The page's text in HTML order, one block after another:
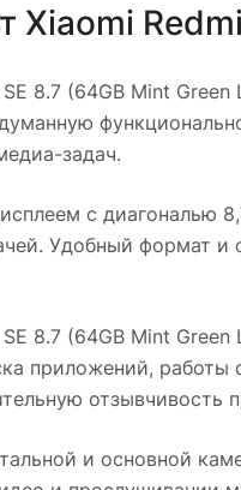
Xiaomi
8.7 (64GB Mint Green
задач.
с диагональю
Удобный формат
8.7 (64GB Mint Green
приложений,
отзывчивость
и основной